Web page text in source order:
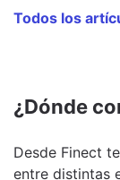
Todos los
¿Dónde
Desde Finect
entre distintas